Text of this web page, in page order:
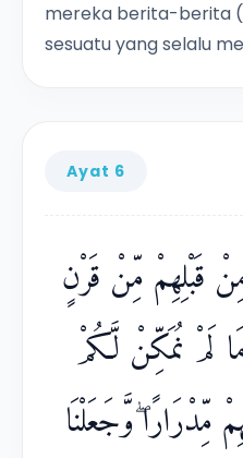
mereka berita-berita
sesuatu yang selalu
Ayat 6
قَبْلِهِمْ مِّنْ قَرْنٍ
لَمْ نُمَكِّنْ لَّكُمْ
مِّدْرَارًا ۖوَّجَعَلْنَا